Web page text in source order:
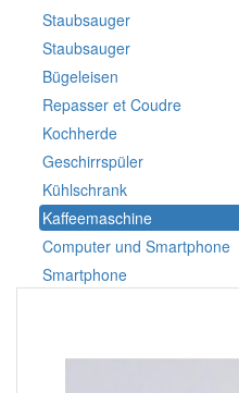
Staubsauger
Staubsauger
Bügeleisen
Repasser et Coudre
Kochherde
Geschirrspüler
Kühlschrank
Kaffeemaschine
Computer und Smartphone
Smartphone